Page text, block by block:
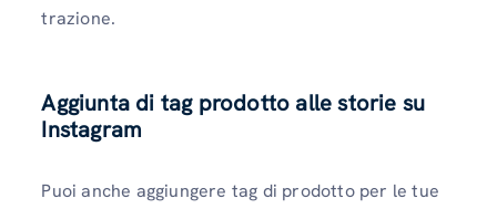
trazione.
Aggiunta di tag prodotto alle storie su
Instagram
Puoi anche aggiungere tag di prodotto per le tue